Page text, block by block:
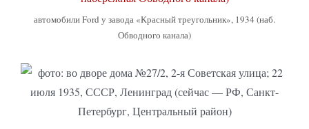
автомобили Ford у завода «Красный треугольник», 1934 (наб.
Обводного канала)